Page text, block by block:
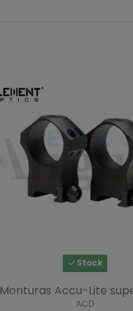
Stock
Monturas Accu-Lite
ACD